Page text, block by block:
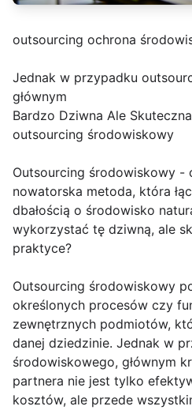
outsourcing ochrona
Jednak w przypadku
głównym
Bardzo Dziwna Ale
outsourcing środowiskowy
Outsourcing środowiskowy -
nowatorska metoda, która
dbałością o środowisko
wykorzystać tę dziwną, ale
praktyce?
Outsourcing środowiskowy
określonych procesów czy
zewnętrznych podmiotów,
danej dziedzinie. Jednak w
środowiskowego, głównym
partnera nie jest tylko
kosztów, ale przede